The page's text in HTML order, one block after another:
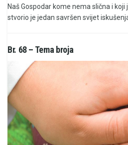
Naš Gospodar kome nema slična i
stvorio je jedan savršen svijet iskušenja.
Br. 68 – Tema broja